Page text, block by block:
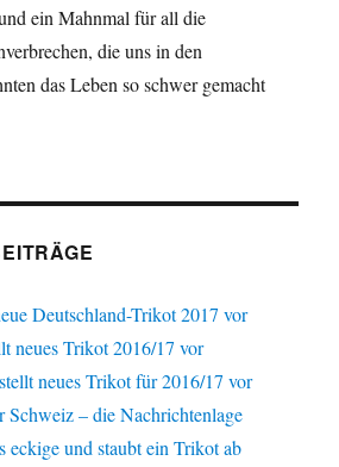
ein Mahnmal für all die
die uns in den
das Leben so schwer gemacht
Deutschland-Trikot 2017 vor
neues Trikot 2016/17 vor
neues Trikot für 2016/17 vor
Schweiz – die Nachrichtenlage
und staubt ein Trikot ab